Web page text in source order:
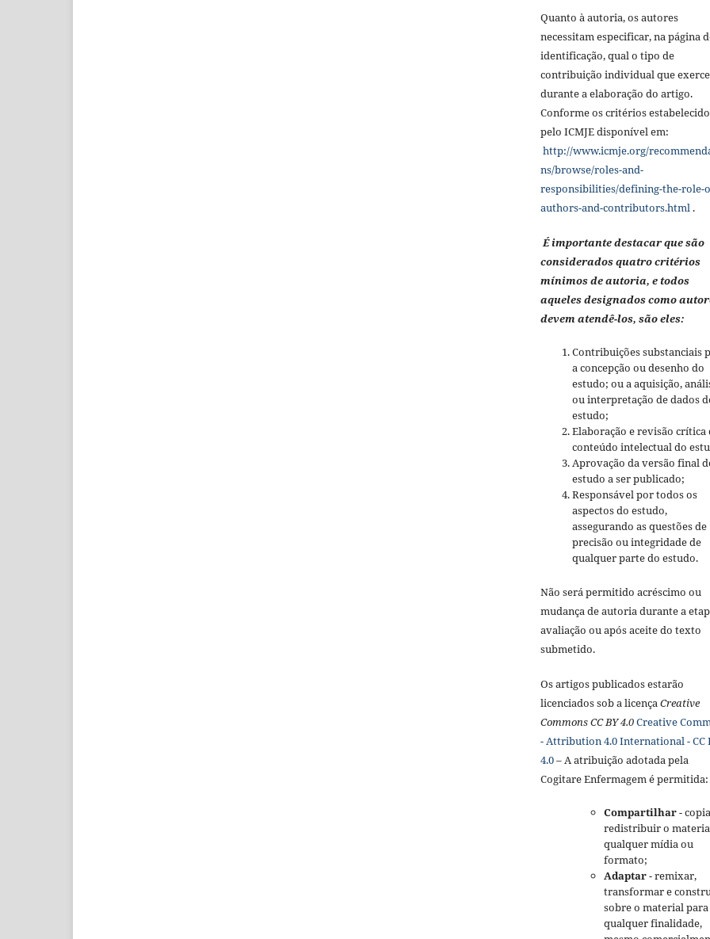
Quanto à autoria, os autores
necessitam especificar, na página
identificação, qual o tipo de
contribuição individual que
durante a elaboração do artigo.
Conforme os critérios
pelo ICMJE disponível em:
http://www.icmje.org/
ns/browse/roles-and-
responsibilities/defining-the-role-
authors-and-contributors.html .
É importante destacar que são
considerados quatro critérios
mínimos de autoria, e todos
aqueles designados como
devem atendê-los, são eles:
Contribuições substanciais
a concepção ou desenho do
estudo; ou a aquisição,
ou interpretação de dados
estudo;
Elaboração e revisão crítica
conteúdo intelectual do
Aprovação da versão final
estudo a ser publicado;
Responsável por todos os
aspectos do estudo,
assegurando as questões de
precisão ou integridade de
qualquer parte do estudo.
Não será permitido acréscimo ou
mudança de autoria durante a
avaliação ou após aceite do texto
submetido.
Os artigos publicados estarão
licenciados sob a licença Creative
Commons CC BY 4.0Creative
- Attribution 4.0 International - CC
4.0– A atribuição adotada pela
Cogitare Enfermagem é permitida:
Compartilhar-
redistribuir o
qualquer mídia ou
formato;
Adaptar- remixar,
transformar e
sobre o material para
qualquer finalidade,